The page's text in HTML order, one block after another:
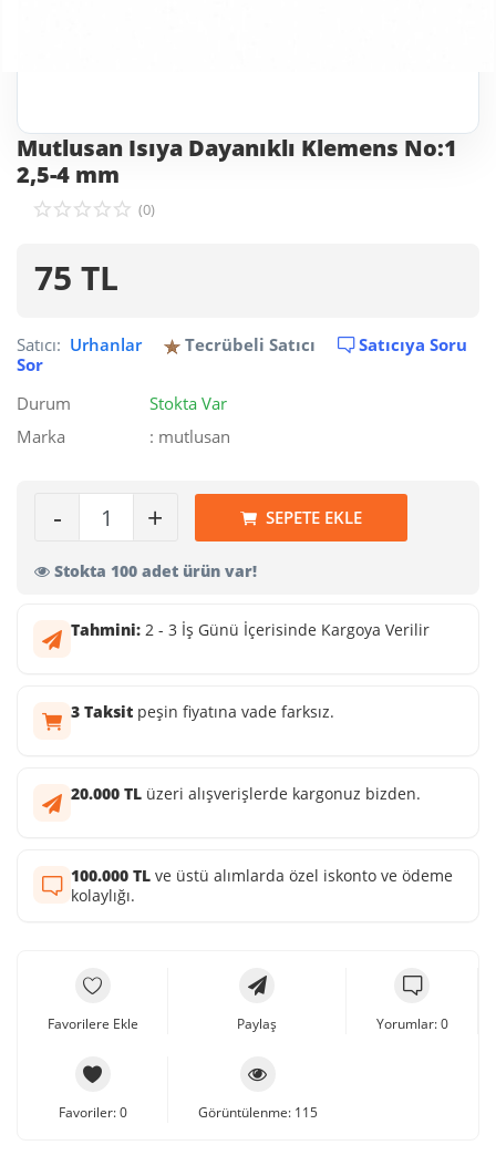
Mutlusan Isıya Dayanıklı Klemens No:1
2,5-4 mm
(0)
75 TL
Satıcı: Urhanlar Tecrübeli Satıcı
Satıcıya Soru
Sor
Durum
Stokta Var
Marka
: mutlusan
- + SEPETE EKLE
Stokta 100 adet ürün var!
Tahmini: 2 - 3 İş Günü İçerisinde Kargoya Verilir
3 Taksit peşin fiyatına vade farksız.
20.000 TL üzeri alışverişlerde kargonuz bizden.
100.000 TL ve üstü alımlarda özel iskonto ve ödeme
kolaylığı.
Favorilere Ekle Paylaş Yorumlar: 0
Favoriler: 0 Görüntülenme: 115